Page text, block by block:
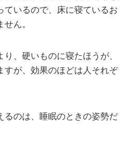
ているので、床に寝ているお
ん。
、硬いものに寝たほうが、
すが、効果のほどは人それぞ
るのは、睡眠のときの姿勢だ